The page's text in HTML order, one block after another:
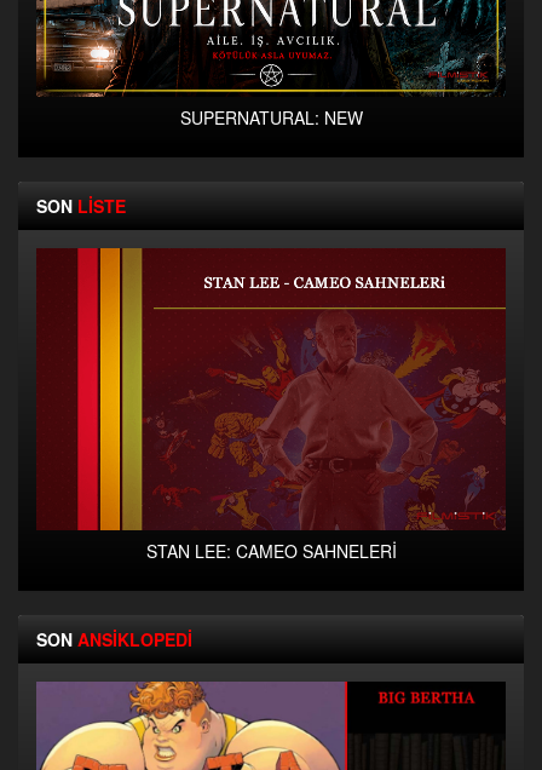
SUPERNATURAL: NEW
SON LİSTE
STAN LEE: CAMEO SAHNELERİ
SON ANSİKLOPEDİ